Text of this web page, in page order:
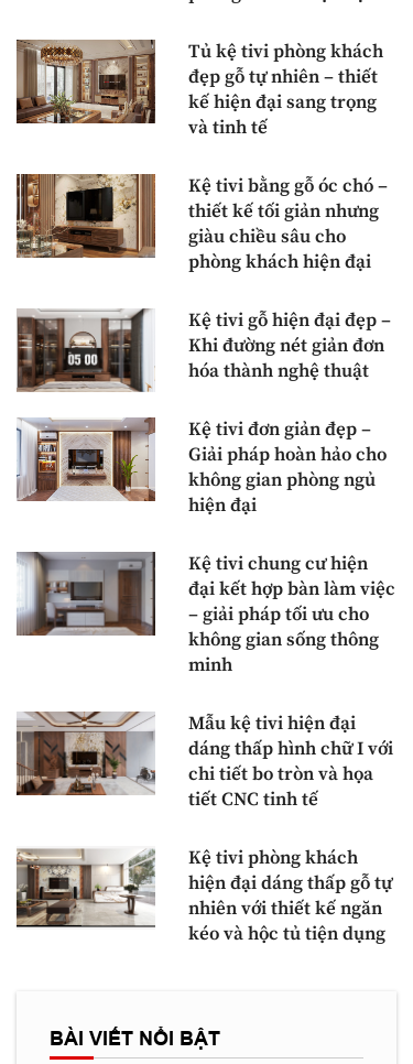
Tủ kệ tivi phòng khách
đẹp gỗ tự nhiên – thiết
kế hiện đại sang trọng
và tinh tế
Kệ tivi bằng gỗ óc chó –
thiết kế tối giản nhưng
giàu chiều sâu cho
phòng khách hiện đại
Kệ tivi gỗ hiện đại đẹp –
Khi đường nét giản đơn
hóa thành nghệ thuật
Kệ tivi đơn giản đẹp –
Giải pháp hoàn hảo cho
không gian phòng ngủ
hiện đại
Kệ tivi chung cư hiện
đại kết hợp bàn làm việc
– giải pháp tối ưu cho
không gian sống thông
minh
Mẫu kệ tivi hiện đại
dáng thấp hình chữ I với
chi tiết bo tròn và họa
tiết CNC tinh tế
Kệ tivi phòng khách
hiện đại dáng thấp gỗ tự
nhiên với thiết kế ngăn
kéo và hộc tủ tiện dụng
BÀI VIẾT NỔI BẬT